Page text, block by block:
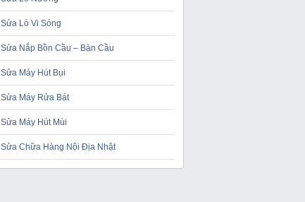
Sửa Lò Vi Sóng
Sửa Nắp Bồn Cầu – Bàn Cầu
Sửa Máy Hút Bụi
Sửa Máy Rửa Bát
Sửa Máy Hút Mùi
Sửa Chữa Hàng Nội Địa Nhật